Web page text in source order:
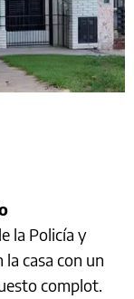
la Policía y
casa con un
complot.